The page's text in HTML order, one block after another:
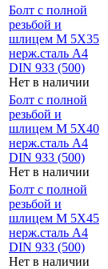
Болт с полной
резьбой и
шлицем M 5Х35
нерж.сталь A4
DIN 933 (500)
Нет в наличии
Болт с полной
резьбой и
шлицем M 5Х40
нерж.сталь A4
DIN 933 (500)
Нет в наличии
Болт с полной
резьбой и
шлицем M 5Х45
нерж.сталь A4
DIN 933 (500)
Нет в наличии